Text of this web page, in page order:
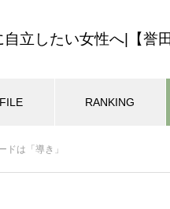
立したい女性へ|【誉
RANKING
ハワイの教え
ドは「導き」